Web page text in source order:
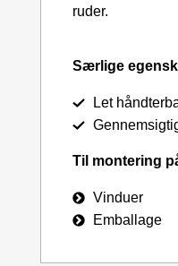
ruder.
Særlige
Let
Til montering
Vinduer
Emballage